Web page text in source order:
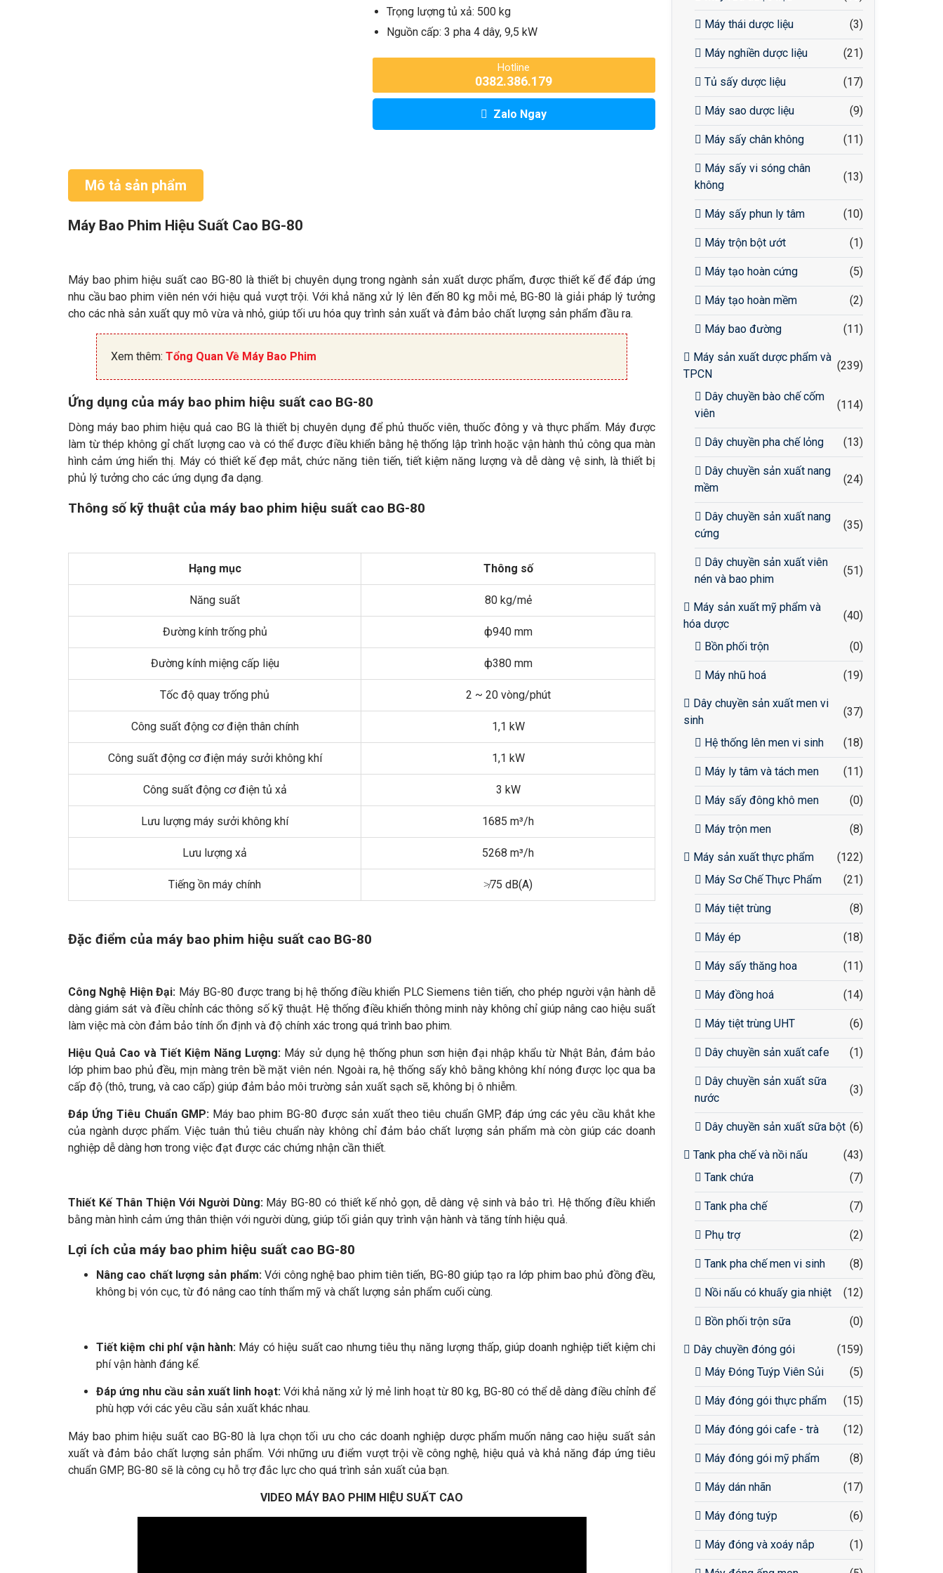
Trọng lượng tủ xả: 500 kg
Nguồn cấp: 3 pha 4 dây, 9,5 kW
Hotline
0382.386.179
Zalo Ngay
Mô tả sản phẩm
Máy Bao Phim Hiệu Suất Cao BG-80
Máy bao phim hiệu suất cao BG-80 là thiết bị chuyên dụng trong ngành sản xuất dược phẩm, được thiết kế để đáp ứng
nhu cầu bao phim viên nén với hiệu quả vượt trội. Với khả năng xử lý lên đến 80 kg mỗi mẻ, BG-80 là giải pháp lý tưởng
cho các nhà sản xuất quy mô vừa và nhỏ, giúp tối ưu hóa quy trình sản xuất và đảm bảo chất lượng sản phẩm đầu ra.
Xem thêm: Tổng Quan Về Máy Bao Phim
Ứng dụng của máy bao phim hiệu suất cao BG-80
Dòng máy bao phim hiệu quả cao BG là thiết bị chuyên dụng để phủ thuốc viên, thuốc đông y và thực phẩm. Máy được
làm từ thép không gỉ chất lượng cao và có thể được điều khiển bằng hệ thống lập trình hoặc vận hành thủ công qua màn
hình cảm ứng hiển thị. Máy có thiết kế đẹp mắt, chức năng tiên tiến, tiết kiệm năng lượng và dễ dàng vệ sinh, là thiết bị
phủ lý tưởng cho các ứng dụng đa dạng.
Thông số kỹ thuật của máy bao phim hiệu suất cao BG-80
Hạng mục Thông số
Năng suất 80 kg/mẻ
Đường kính trống phủ ф940 mm
Đường kính miệng cấp liệu ф380 mm
Tốc độ quay trống phủ 2 ~ 20 vòng/phút
Công suất động cơ điện thân chính 1,1 kW
Công suất động cơ điện máy sưởi không khí 1,1 kW
Công suất động cơ điện tủ xả 3 kW
Lưu lượng máy sưởi không khí 1685 m³/h
Lưu lượng xả 5268 m³/h
Tiếng ồn máy chính ≯75 dB(A)
Đặc điểm của máy bao phim hiệu suất cao BG-80
Công Nghệ Hiện Đại: Máy BG-80 được trang bị hệ thống điều khiển PLC Siemens tiên tiến, cho phép người vận hành dễ
dàng giám sát và điều chỉnh các thông số kỹ thuật. Hệ thống điều khiển thông minh này không chỉ giúp nâng cao hiệu suất
làm việc mà còn đảm bảo tính ổn định và độ chính xác trong quá trình bao phim.
Hiệu Quả Cao và Tiết Kiệm Năng Lượng: Máy sử dụng hệ thống phun sơn hiện đại nhập khẩu từ Nhật Bản, đảm bảo
lớp phim bao phủ đều, mịn màng trên bề mặt viên nén. Ngoài ra, hệ thống sấy khô bằng không khí nóng được lọc qua ba
cấp độ (thô, trung, và cao cấp) giúp đảm bảo môi trường sản xuất sạch sẽ, không bị ô nhiễm.
Đáp Ứng Tiêu Chuẩn GMP:Máy bao phim BG-80 được sản xuất theo tiêu chuẩn GMP, đáp ứng các yêu cầu khắt khe
của ngành dược phẩm. Việc tuân thủ tiêu chuẩn này không chỉ đảm bảo chất lượng sản phẩm mà còn giúp các doanh
nghiệp dễ dàng hơn trong việc đạt được các chứng nhận cần thiết.
Thiết Kế Thân Thiện Với Người Dùng:Máy BG-80 có thiết kế nhỏ gọn, dễ dàng vệ sinh và bảo trì. Hệ thống điều khiển
bằng màn hình cảm ứng thân thiện với người dùng, giúp tối giản quy trình vận hành và tăng tính hiệu quả.
Lợi ích của máy bao phim hiệu suất cao BG-80
Nâng cao chất lượng sản phẩm:Với công nghệ bao phim tiên tiến, BG-80 giúp tạo ra lớp phim bao phủ đồng đều,
không bị vón cục, từ đó nâng cao tính thẩm mỹ và chất lượng sản phẩm cuối cùng.
Tiết kiệm chi phí vận hành: Máy có hiệu suất cao nhưng tiêu thụ năng lượng thấp, giúp doanh nghiệp tiết kiệm chi
phí vận hành đáng kể.
Đáp ứng nhu cầu sản xuất linh hoạt: Với khả năng xử lý mẻ linh hoạt từ 80 kg, BG-80 có thể dễ dàng điều chỉnh để
phù hợp với các yêu cầu sản xuất khác nhau.
Máy bao phim hiệu suất cao BG-80 là lựa chọn tối ưu cho các doanh nghiệp dược phẩm muốn nâng cao hiệu suất sản
xuất và đảm bảo chất lượng sản phẩm. Với những ưu điểm vượt trội về công nghệ, hiệu quả và khả năng đáp ứng tiêu
chuẩn GMP, BG-80 sẽ là công cụ hỗ trợ đắc lực cho quá trình sản xuất của bạn.
VIDEO MÁY BAO PHIM HIỆU SUẤT CAO
Máy thái dược liệu (3)
Máy nghiền dược liệu (21)
Tủ sấy dược liệu (17)
Máy sao dược liệu (9)
Máy sấy chân không (11)
Máy sấy vi sóng chân
không
(13)
Máy sấy phun ly tâm (10)
Máy trộn bột ướt (1)
Máy tạo hoàn cứng (5)
Máy tạo hoàn mềm (2)
Máy bao đường (11)
Máy sản xuất dược phẩm và
TPCN
(239)
Dây chuyền bào chế cốm
viên
(114)
Dây chuyền pha chế lỏng (13)
Dây chuyền sản xuất nang
mềm
(24)
Dây chuyền sản xuất nang
cứng
(35)
Dây chuyền sản xuất viên
nén và bao phim
(51)
Máy sản xuất mỹ phẩm và
hóa dược
(40)
Bồn phối trộn (0)
Máy nhũ hoá (19)
Dây chuyền sản xuất men vi
sinh
(37)
Hệ thống lên men vi sinh (18)
Máy ly tâm và tách men (11)
Máy sấy đông khô men (0)
Máy trộn men (8)
Máy sản xuất thực phẩm
(122)
Máy Sơ Chế Thực Phẩm
(21)
Máy tiệt trùng (8)
Máy ép (18)
Máy sấy thăng hoa (11)
Máy đồng hoá (14)
Máy tiệt trùng UHT (6)
Dây chuyền sản xuất cafe (1)
Dây chuyền sản xuất sữa
nước
(3)
Dây chuyền sản xuất sữa bột (6)
Tank pha chế và nồi nấu
(43)
Tank chứa
(7)
Tank pha chế (7)
Phụ trợ (2)
Tank pha chế men vi sinh (8)
Nồi nấu có khuấy gia nhiệt (12)
Bồn phối trộn sữa (0)
Dây chuyền đóng gói
(159)
Máy Đóng Tuýp Viên Sủi
(5)
Máy đóng gói thực phẩm (15)
Máy đóng gói cafe - trà (12)
Máy đóng gói mỹ phẩm (8)
Máy dán nhãn (17)
Máy đóng tuýp (6)
Máy đóng và xoáy nắp (1)